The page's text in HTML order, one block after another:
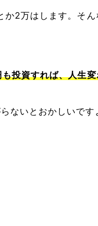
か2万はします。そ
投資すれば、人生
ないとおかしいです